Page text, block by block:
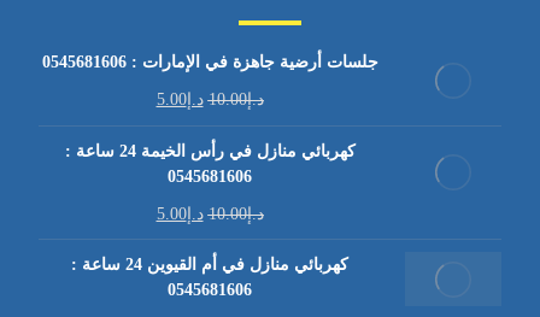
جلسات أرضية جاهزة في الإمارات : 0545681606
د.إ10.00 د.إ5.00
كهربائي منازل في رأس الخيمة 24 ساعة :
0545681606
د.إ10.00 د.إ5.00
كهربائي منازل في أم القيوين 24 ساعة :
0545681606